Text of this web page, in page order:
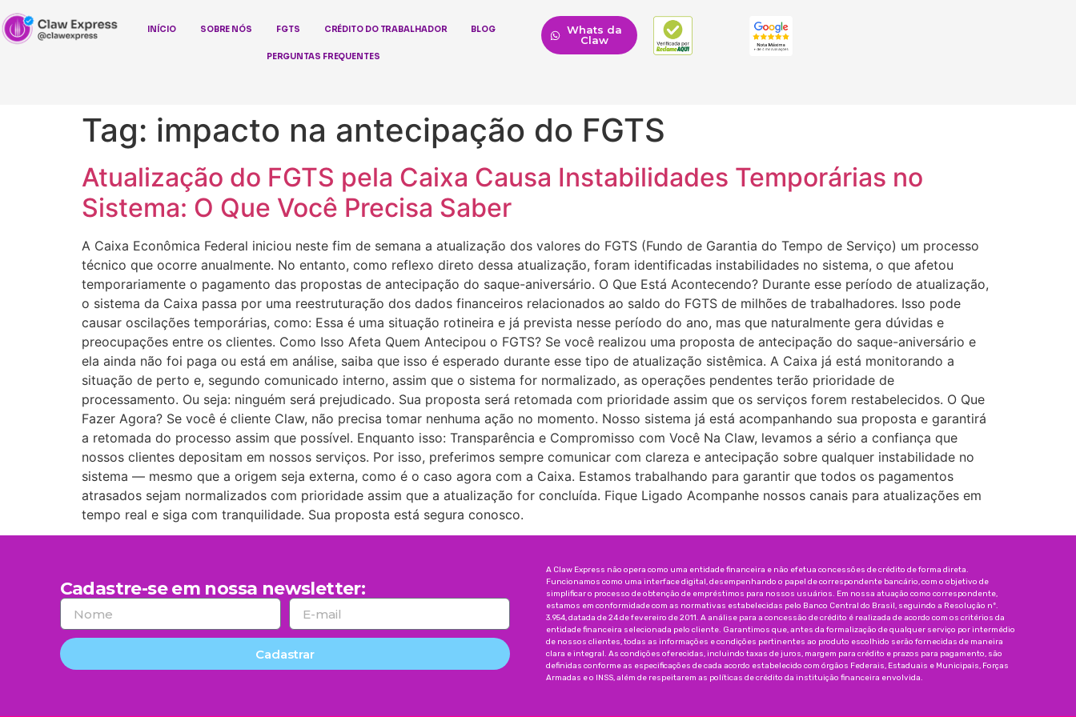
INÍCIO SOBRE NÓS FGTS CRÉDITO DO TRABALHADOR BLOG
PERGUNTAS FREQUENTES
Whats da
Claw
Tag: impacto na antecipação do FGTS
Atualização do FGTS pela Caixa Causa Instabilidades Temporárias no
Sistema: O Que Você Precisa Saber
A Caixa Econômica Federal iniciou neste fim de semana a atualização dos valores do FGTS (Fundo de Garantia do Tempo de Serviço) um processo
técnico que ocorre anualmente. No entanto, como reflexo direto dessa atualização, foram identificadas instabilidades no sistema, o que afetou
temporariamente o pagamento das propostas de antecipação do saque-aniversário. O Que Está Acontecendo? Durante esse período de atualização,
o sistema da Caixa passa por uma reestruturação dos dados financeiros relacionados ao saldo do FGTS de milhões de trabalhadores. Isso pode
causar oscilações temporárias, como: Essa é uma situação rotineira e já prevista nesse período do ano, mas que naturalmente gera dúvidas e
preocupações entre os clientes. Como Isso Afeta Quem Antecipou o FGTS? Se você realizou uma proposta de antecipação do saque-aniversário e
ela ainda não foi paga ou está em análise, saiba que isso é esperado durante esse tipo de atualização sistêmica. A Caixa já está monitorando a
situação de perto e, segundo comunicado interno, assim que o sistema for normalizado, as operações pendentes terão prioridade de
processamento. Ou seja: ninguém será prejudicado. Sua proposta será retomada com prioridade assim que os serviços forem restabelecidos. O Que
Fazer Agora? Se você é cliente Claw, não precisa tomar nenhuma ação no momento. Nosso sistema já está acompanhando sua proposta e garantirá
a retomada do processo assim que possível. Enquanto isso: Transparência e Compromisso com Você Na Claw, levamos a sério a confiança que
nossos clientes depositam em nossos serviços. Por isso, preferimos sempre comunicar com clareza e antecipação sobre qualquer instabilidade no
sistema — mesmo que a origem seja externa, como é o caso agora com a Caixa. Estamos trabalhando para garantir que todos os pagamentos
atrasados sejam normalizados com prioridade assim que a atualização for concluída. Fique Ligado Acompanhe nossos canais para atualizações em
tempo real e siga com tranquilidade. Sua proposta está segura conosco.
Cadastre-se em nossa newsletter:
Cadastrar
A Claw Express não opera como uma entidade financeira e não efetua concessões de crédito de forma direta.
Funcionamos como uma interface digital, desempenhando o papel de correspondente bancário, com o objetivo de
simplificar o processo de obtenção de empréstimos para nossos usuários. Em nossa atuação como correspondente,
estamos em conformidade com as normativas estabelecidas pelo Banco Central do Brasil, seguindo a Resolução nº.
3.954, datada de 24 de fevereiro de 2011. A análise para a concessão de crédito é realizada de acordo com os critérios da
entidade financeira selecionada pelo cliente. Garantimos que, antes da formalização de qualquer serviço por intermédio
de nossos clientes, todas as informações e condições pertinentes ao produto escolhido serão fornecidas de maneira
clara e integral. As condições oferecidas, incluindo taxas de juros, margem para crédito e prazos para pagamento, são
definidas conforme as especificações de cada acordo estabelecido com órgãos Federais, Estaduais e Municipais, Forças
Armadas e o INSS, além de respeitarem as políticas de crédito da instituição financeira envolvida.